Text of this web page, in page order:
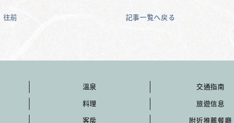
往前 記事一覧へ戻る
溫泉
料理
客房
交通指南
旅遊信息
附近推薦餐廳